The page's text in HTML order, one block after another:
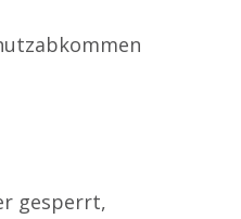
gesperrt,